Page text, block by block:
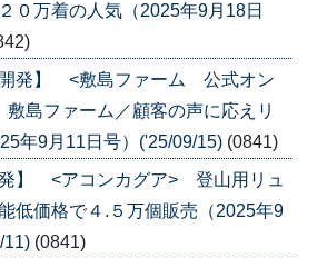
０万着の人気（2025年9月18日
発】 <敷島ファーム 公式オン
島ファーム／顧客の声に応えリ
年9月11日号）('25/09/15) (0841)
発】 <アコンカグア> 登山用リュ
低価格で４.５万個販売（2025年9
11) (0841)